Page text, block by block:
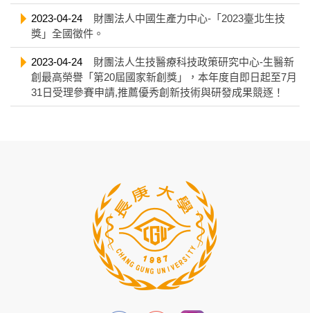
2023-04-24
財團法人中國生產力中心-「2023臺北生技
獎」全國徵件。
2023-04-24
財團法人生技醫療科技政策研究中心-生醫新
創最高榮譽「第20屆國家新創獎」，本年度自即日起至7月
31日受理參賽申請,推薦優秀創新技術與研發成果競逐！